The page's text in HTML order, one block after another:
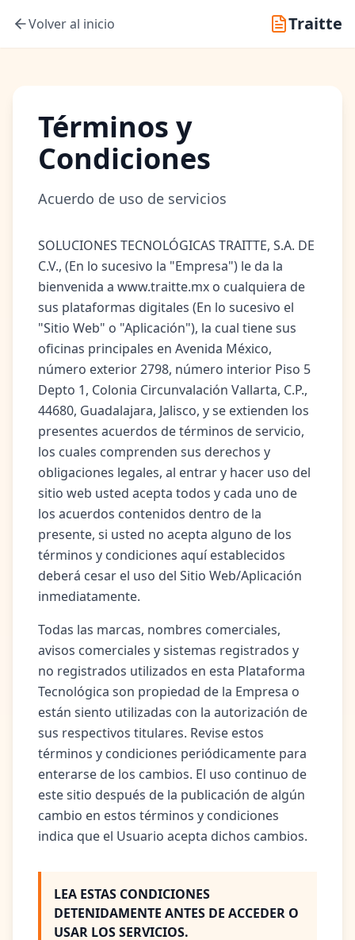
Volver al inicio Traitte
Términos y
Condiciones
Acuerdo de uso de servicios
SOLUCIONES TECNOLÓGICAS TRAITTE, S.A. DE
C.V., (En lo sucesivo la "Empresa") le da la
bienvenida a www.traitte.mx o cualquiera de
sus plataformas digitales (En lo sucesivo el
"Sitio Web" o "Aplicación"), la cual tiene sus
oficinas principales en Avenida México,
número exterior 2798, número interior Piso 5
Depto 1, Colonia Circunvalación Vallarta, C.P.,
44680, Guadalajara, Jalisco, y se extienden los
presentes acuerdos de términos de servicio,
los cuales comprenden sus derechos y
obligaciones legales, al entrar y hacer uso del
sitio web usted acepta todos y cada uno de
los acuerdos contenidos dentro de la
presente, si usted no acepta alguno de los
términos y condiciones aquí establecidos
deberá cesar el uso del Sitio Web/Aplicación
inmediatamente.
Todas las marcas, nombres comerciales,
avisos comerciales y sistemas registrados y
no registrados utilizados en esta Plataforma
Tecnológica son propiedad de la Empresa o
están siento utilizadas con la autorización de
sus respectivos titulares. Revise estos
términos y condiciones periódicamente para
enterarse de los cambios. El uso continuo de
este sitio después de la publicación de algún
cambio en estos términos y condiciones
indica que el Usuario acepta dichos cambios.
LEA ESTAS CONDICIONES
DETENIDAMENTE ANTES DE ACCEDER O
USAR LOS SERVICIOS.